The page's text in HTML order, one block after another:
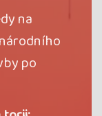
27JAP01151
cena za 12 dní
na
po